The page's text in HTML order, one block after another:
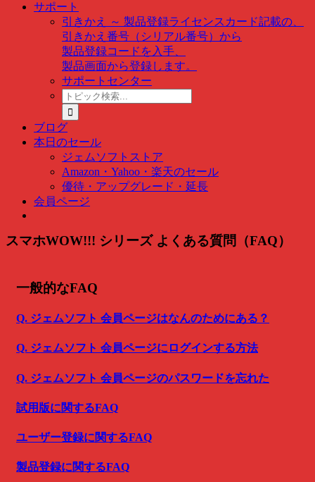
サポート
引きかえ ～ 製品登録ライセンスカード記載の、
引きかえ番号（シリアル番号）から
製品登録コードを入手、
製品画面から登録します。
サポートセンター
ト
ピ
ッ
ク
検
索
…
ブログ
本日のセール
ジェムソフトストア
Amazon・Yahoo・楽天のセール
優待・アップグレード・延長
会員ページ
スマホWOW!!! シリーズ よくある質問（FAQ）
一般的なFAQ
Q. ジェムソフト 会員ページはなんのためにある？
Q. ジェムソフト 会員ページにログインする方法
Q. ジェムソフト 会員ページのパスワードを忘れた
試用版に関するFAQ
ユーザー登録に関するFAQ
製品登録に関するFAQ